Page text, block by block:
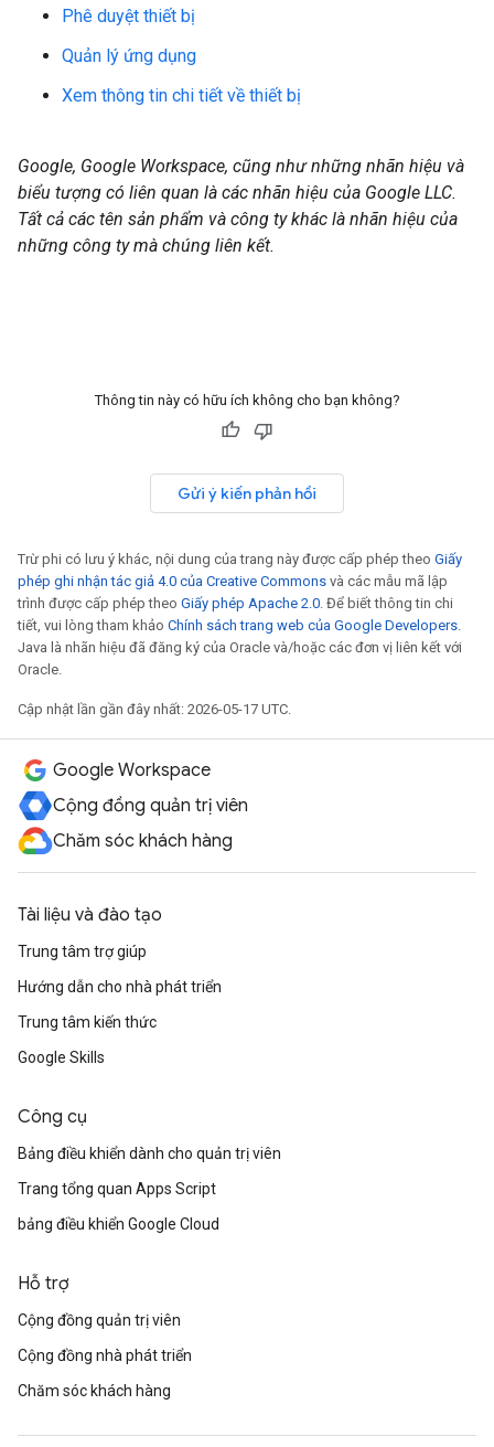
Phê duyệt thiết bị
Quản lý ứng dụng
Xem thông tin chi tiết về thiết bị
Google, Google Workspace, cũng như những nhãn hiệu và
biểu tượng có liên quan là các nhãn hiệu của Google LLC.
Tất cả các tên sản phẩm và công ty khác là nhãn hiệu của
những công ty mà chúng liên kết.
Thông tin này có hữu ích không cho bạn không?
Gửi ý kiến phản hồi
Trừ phi có lưu ý khác, nội dung của trang này được cấp phép theo Giấy
phép ghi nhận tác giả 4.0 của Creative Commons và các mẫu mã lập
trình được cấp phép theo Giấy phép Apache 2.0. Để biết thông tin chi
tiết, vui lòng tham khảo Chính sách trang web của Google Developers.
Java là nhãn hiệu đã đăng ký của Oracle và/hoặc các đơn vị liên kết với
Oracle.
Cập nhật lần gần đây nhất: 2026-05-17 UTC.
Google Workspace
Cộng đồng quản trị viên
Chăm sóc khách hàng
Tài liệu và đào tạo
Trung tâm trợ giúp
Hướng dẫn cho nhà phát triển
Trung tâm kiến thức
Google Skills
Công cụ
Bảng điều khiển dành cho quản trị viên
Trang tổng quan Apps Script
bảng điều khiển Google Cloud
Hỗ trợ
Cộng đồng quản trị viên
Cộng đồng nhà phát triển
Chăm sóc khách hàng